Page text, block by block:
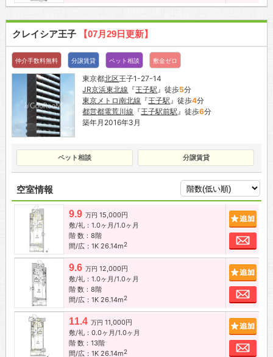
クレイシア王子 【07月29日更新】
仲介手数料無料 分譲賃貸 ペット相談 敷金ゼロ
東京都北区王子1-27-14
JR京浜東北線 『王子駅』徒歩5分
東京メトロ南北線 『王子駅』徒歩4分
都営都電荒川線 『王子駅前駅』徒歩6分
築年月2016年3月
ペット相談 分譲賃貸
空室情報
9.9 万円 15,000円
敷/礼：1.0ヶ月/1.0ヶ月
階 数：8階
間/広：1K 26.14m2
お
9.6 万円 12,000円
敷/礼：1.0ヶ月/1.0ヶ月
階 数：8階
間/広：1K 26.14m2
お
11.4 万円 11,000円
敷/礼：0.0ヶ月/1.0ヶ月
階 数：13階
間/広：1K 26.14m2
お